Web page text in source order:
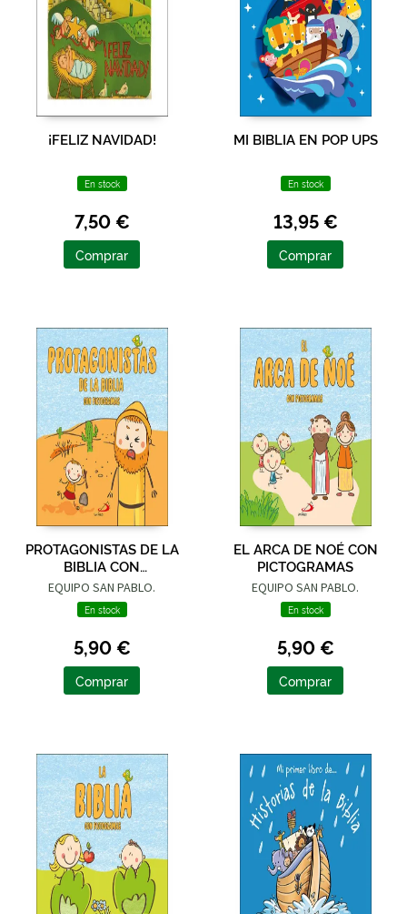
¡FELIZ NAVIDAD!
En stock
7,50 €
Comprar
MI BIBLIA EN POP UPS
En stock
13,95 €
Comprar
PROTAGONISTAS DE LA
BIBLIA CON
PICTOGRAMAS
EQUIPO SAN PABLO.
En stock
5,90 €
Comprar
EL ARCA DE NOÉ CON
PICTOGRAMAS
EQUIPO SAN PABLO.
En stock
5,90 €
Comprar